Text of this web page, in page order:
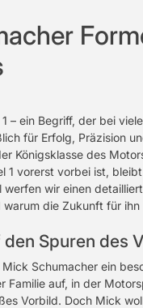
– ein Begriff, der bei
für Erfolg, Präzision
Königsklasse des
1 vorerst vorbei ist,
werfen wir einen
die Zukunft für ihn
Spuren des
Schumacher ein
Familie auf, in der
Vorbild. Doch Mick